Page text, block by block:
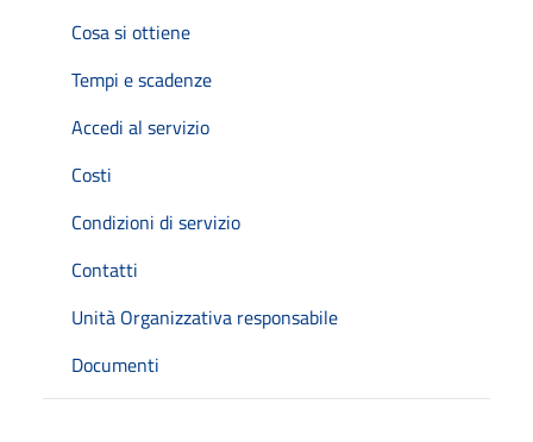
Cosa si ottiene
Tempi e scadenze
Accedi al servizio
Costi
Condizioni di servizio
Contatti
Unità Organizzativa responsabile
Documenti